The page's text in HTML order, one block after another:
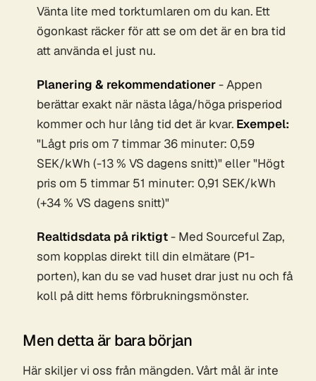
Vänta lite med torktumlaren om du kan. Ett
ögonkast räcker för att se om det är en bra tid
att använda el just nu.
Planering & rekommendationer- Appen
berättar exakt när nästa låga/höga prisperiod
kommer och hur lång tid det är kvar. Exempel:
"Lågt pris om 7 timmar 36 minuter: 0,59
SEK/kWh (-13 % VS dagens snitt)" eller "Högt
pris om 5 timmar 51 minuter: 0,91 SEK/kWh
(+34 % VS dagens snitt)"
Realtidsdata på riktigt- Med Sourceful Zap,
som kopplas direkt till din elmätare (P1-
porten), kan du se vad huset drar just nu och få
koll på ditt hems förbrukningsmönster.
Men detta är bara början
Här skiljer vi oss från mängden. Vårt mål är inte